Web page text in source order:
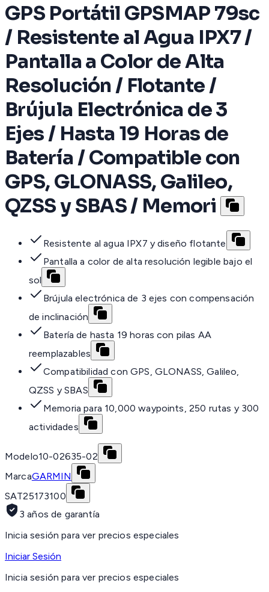
GPS Portátil GPSMAP 79sc
/ Resistente al Agua IPX7 /
Pantalla a Color de Alta
Resolución / Flotante /
Brújula Electrónica de 3
Ejes / Hasta 19 Horas de
Batería / Compatible con
GPS, GLONASS, Galileo,
QZSS y SBAS / Memori
Resistente al agua IPX7 y diseño flotante
Pantalla a color de alta resolución legible bajo el
sol
Brújula electrónica de 3 ejes con compensación
de inclinación
Batería de hasta 19 horas con pilas AA
reemplazables
Compatibilidad con GPS, GLONASS, Galileo,
QZSS y SBAS
Memoria para 10,000 waypoints, 250 rutas y 300
actividades
Modelo10-02635-02
MarcaGARMIN
SAT25173100
3 años de garantía
Inicia sesión para ver precios especiales
Iniciar Sesión
Inicia sesión para ver precios especiales